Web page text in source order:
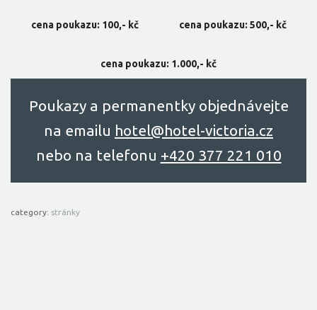
cena poukazu: 100,- kč cena poukazu: 500,- kč
cena poukazu: 1.000,- kč
Poukazy a permanentky objednávejte
na emailu hоtel@hоtel-victоriа.cz
nebo na telefonu +420 377 221 010
category: stránky